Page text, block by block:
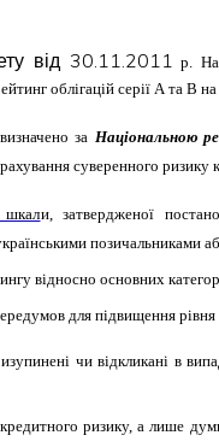
від 30.11.2011 р.
облігацій серії А та В на
за Національною
суверенного
шкали, затвердженої
позичальниками
відносно основних
для підвищення
чи відкликані в
ризику, а лише